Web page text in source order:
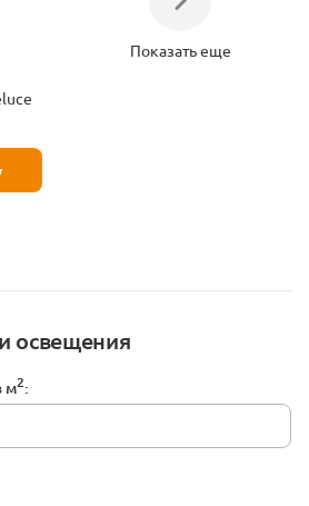
освещения
м2:
Показать еще